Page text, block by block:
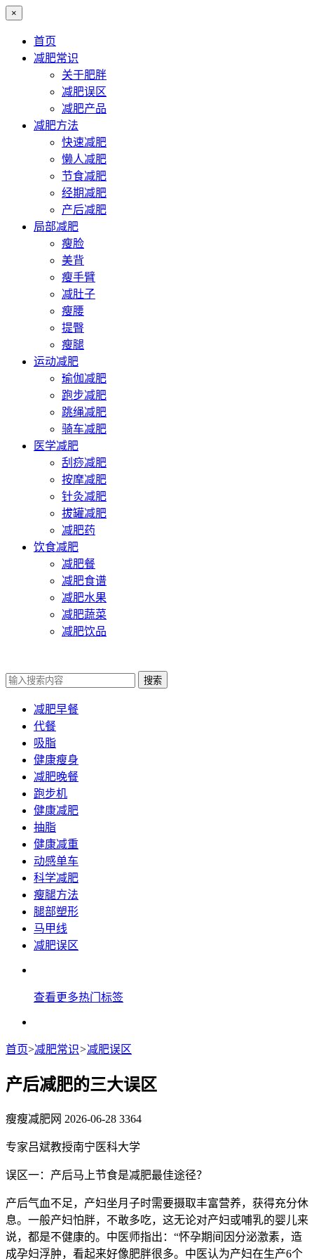
×
首页
减肥常识
关于肥胖
减肥误区
减肥产品
减肥方法
快速减肥
懒人减肥
节食减肥
经期减肥
产后减肥
局部减肥
瘦脸
美背
瘦手臂
减肚子
瘦腰
提臀
瘦腿
运动减肥
瑜伽减肥
跑步减肥
跳绳减肥
骑车减肥
医学减肥
刮痧减肥
按摩减肥
针灸减肥
拔罐减肥
减肥药
饮食减肥
减肥餐
减肥食谱
减肥水果
减肥蔬菜
减肥饮品
搜索
减肥早餐
代餐
吸脂
健康瘦身
减肥晚餐
跑步机
健康减肥
抽脂
健康减重
动感单车
科学减肥
瘦腿方法
腿部塑形
马甲线
减肥误区
查看更多热门标签
首页>减肥常识>减肥误区
产后减肥的三大误区
瘦瘦减肥网 2026-06-28 3364
专家吕斌教授南宁医科大学
误区一：产后马上节食是减肥最佳途径？
产后气血不足，产妇坐月子时需要摄取丰富营养，获得充分休
息。一般产妇怕胖，不敢多吃，这无论对产妇或哺乳的婴儿来
说，都是不健康的。中医师指出：“怀孕期间因分泌激素，造
成孕妇浮肿，看起来好像肥胖很多。中医认为产妇在生产6个